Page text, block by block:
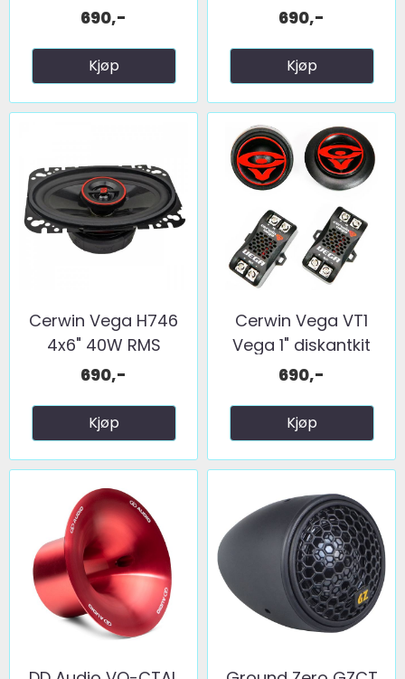
690,-
Kjøp
690,-
Kjøp
Cerwin Vega H746
4x6" 40W RMS
690,-
Kjøp
Cerwin Vega VT1
Vega 1" diskantkit
2025 ...
690,-
Kjøp